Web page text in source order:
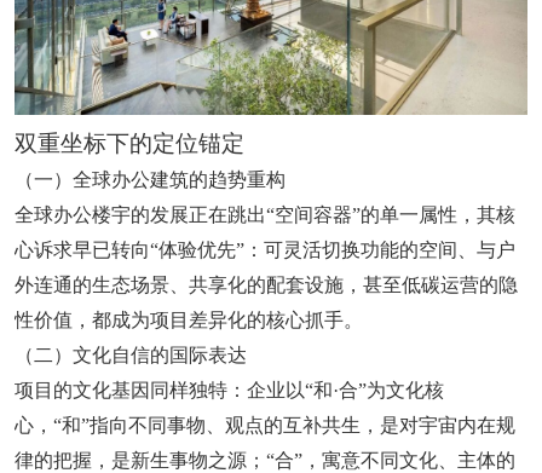
双重坐标下的定位锚定
（一）全球办公建筑的趋势重构
全球办公楼宇的发展正在跳出“空间容器”的单一属性，其核
心诉求早已转向“体验优先”：可灵活切换功能的空间、与户
外连通的生态场景、共享化的配套设施，甚至低碳运营的隐
性价值，都成为项目差异化的核心抓手。
（二）文化自信的国际表达
项目的文化基因同样独特：企业以“和·合”为文化核
心，“和”指向不同事物、观点的互补共生，是对宇宙内在规
律的把握，是新生事物之源；“合”，寓意不同文化、主体的